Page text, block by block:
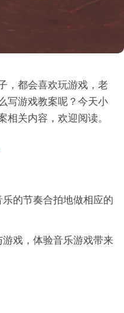
，都会喜欢玩游戏，老
写游戏教案呢？今天小
相关内容，欢迎阅读。
的节奏合拍地做相应的
戏，体验音乐游戏带来